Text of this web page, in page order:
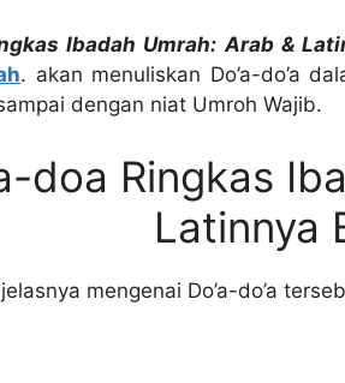
Ibadah Umrah: Arab &
. akan menuliskan Do’a-do’a
dengan niat Umroh Wajib.
doa Ringkas
Latinnya
mengenai Do’a-do’a